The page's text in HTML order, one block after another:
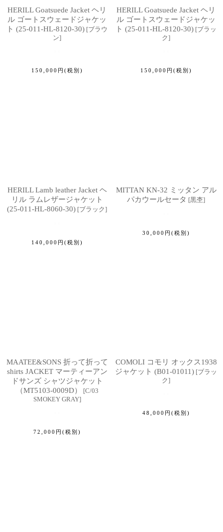
HERILL Goatsuede Jacket ヘリ
ル ゴートスウェードジャケッ
ト (25-011-HL-8120-30) [ブラウ
ン]
150,000 円 (税別)
HERILL Goatsuede Jacket ヘリ
ル ゴートスウェードジャケッ
ト (25-011-HL-8120-30) [ブラッ
ク]
150,000 円 (税別)
HERILL Lamb leather Jacket ヘ
リル ラムレザージャケット
(25-011-HL-8060-30) [ブラック]
140,000 円 (税別)
MITTAN KN-32 ミッタン アル
パカウールセータ [黒杢]
30,000 円 (税別)
MAATEE&SONS 折って折って
shirts JACKET マーティーアン
ドサンズ シャツジャケット
（MT5103-0009D）
[C/03
SMOKEY GRAY]
72,000 円 (税別)
COMOLI コモリ オックス1938
ジャケット (B01-01011) [ブラッ
ク]
48,000 円 (税別)